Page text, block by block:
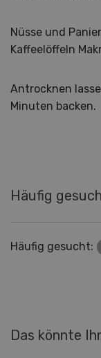
Nüsse und
Kaffeelöffeln
Antrocknen
Minuten backen.
Häufig
Häufig gesucht:
Das könnte